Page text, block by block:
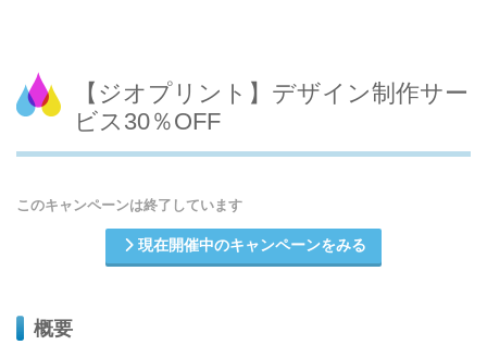
【ジオプリント】デザイン制作サー
ビス30％OFF
このキャンペーンは終了しています
現在開催中のキャンペーンをみる
概要